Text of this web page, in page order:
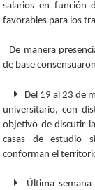
salarios en función
favorables para los
De manera
de base
Del 19 al 23 de
universitario, con
objetivo de discutir
casas de estudio
conforman el
Última